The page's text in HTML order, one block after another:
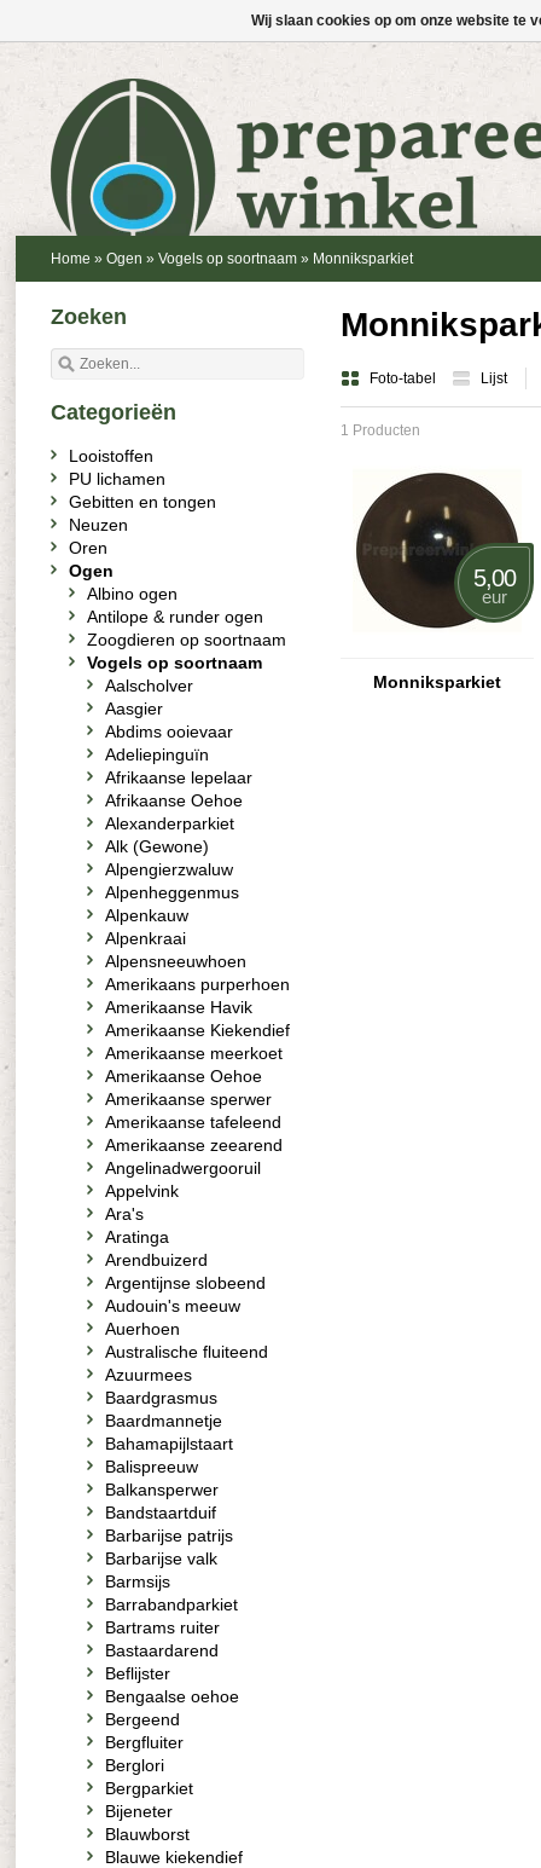
Home » Ogen » Vogels op soortnaam » Monniksparkiet
Foto-tabel Lijst
1 Producten
5,00
eur
Monniksparkiet
Zoeken
Categorieën
Looistoffen
PU lichamen
Gebitten en tongen
Neuzen
Oren
Ogen
Albino ogen
Antilope & runder ogen
Zoogdieren op soortnaam
Vogels op soortnaam
Aalscholver
Aasgier
Abdims ooievaar
Adeliepinguïn
Afrikaanse lepelaar
Afrikaanse Oehoe
Alexanderparkiet
Alk (Gewone)
Alpengierzwaluw
Alpenheggenmus
Alpenkauw
Alpenkraai
Alpensneeuwhoen
Amerikaans purperhoen
Amerikaanse Havik
Amerikaanse Kiekendief
Amerikaanse meerkoet
Amerikaanse Oehoe
Amerikaanse sperwer
Amerikaanse tafeleend
Amerikaanse zeearend
Angelinadwergooruil
Appelvink
Ara's
Aratinga
Arendbuizerd
Argentijnse slobeend
Audouin's meeuw
Auerhoen
Australische fluiteend
Azuurmees
Baardgrasmus
Baardmannetje
Bahamapijlstaart
Balispreeuw
Balkansperwer
Bandstaartduif
Barbarijse patrijs
Barbarijse valk
Barmsijs
Barrabandparkiet
Bartrams ruiter
Bastaardarend
Beflijster
Bengaalse oehoe
Bergeend
Bergfluiter
Berglori
Bergparkiet
Bijeneter
Blauwborst
Blauwe kiekendief
Wij slaan cookies op om onze website te